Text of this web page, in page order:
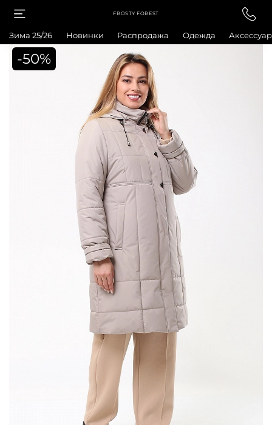
FROSTY FOREST
Зима 25/26 Новинки Распродажа Одежда
-50%